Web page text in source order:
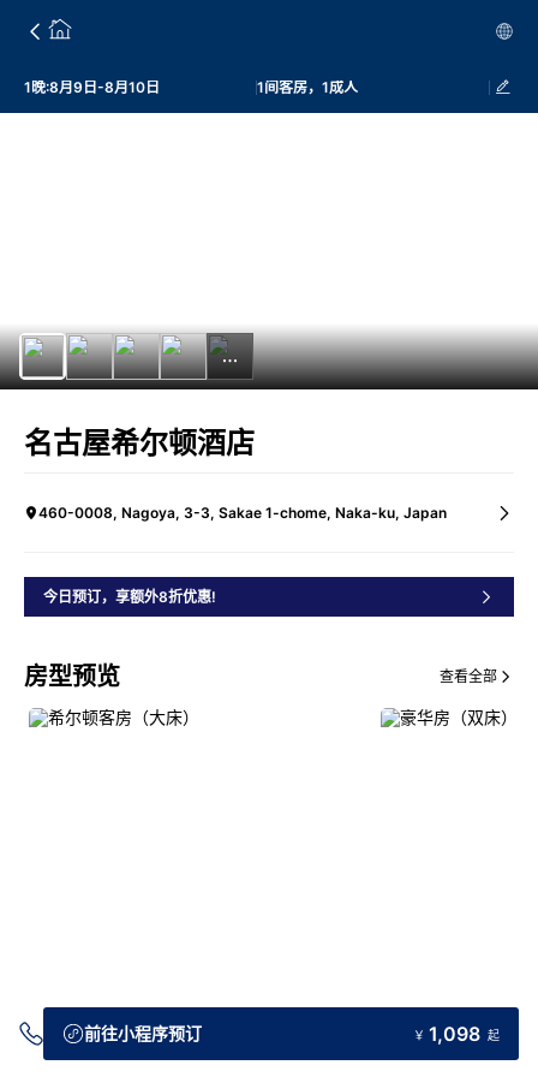
1晚:8月9日-8月10日 1间客房，1成人
名古屋希尔顿酒店
460-0008, Nagoya, 3-3, Sakae 1-chome, Naka-ku, Japan
今日预订，享额外8折优惠!
房型预览 查看全部
交通指引前往小程序预订 ￥ 1,098 起